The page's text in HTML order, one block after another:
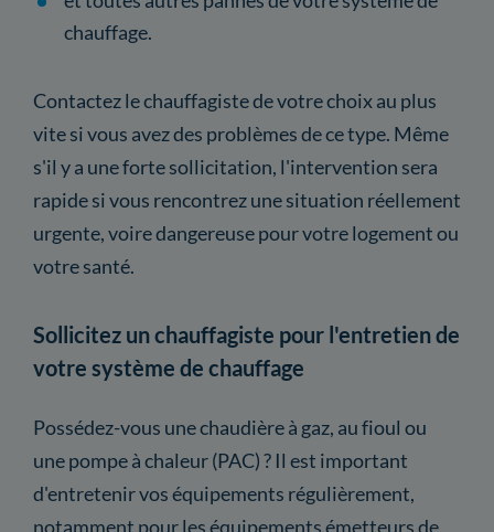
chauffage.
Contactez le chauffagiste de votre choix au plus
vite si vous avez des problèmes de ce type. Même
s'il y a une forte sollicitation, l'intervention sera
rapide si vous rencontrez une situation réellement
urgente, voire dangereuse pour votre logement ou
votre santé.
Sollicitez un chauffagiste pour l'entretien de
votre système de chauffage
Possédez-vous une chaudière à gaz, au fioul ou
une pompe à chaleur (PAC) ? Il est important
d'entretenir vos équipements régulièrement,
notamment pour les équipements émetteurs de